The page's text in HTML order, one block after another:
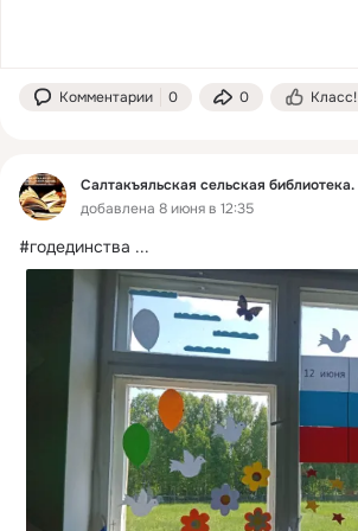
Комментарии 0 0 Класс!
Салтакъяльская сельская библиотека.
добавлена 8 июня в 12:35
#годединства ...